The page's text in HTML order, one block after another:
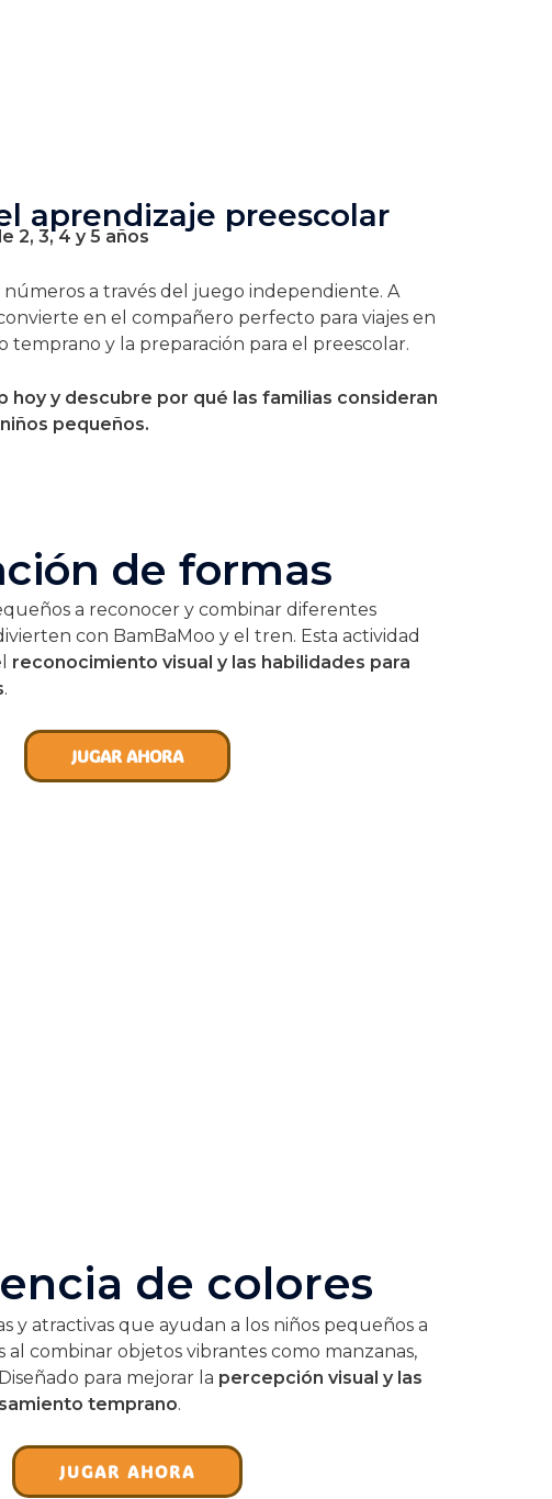
aprendizaje preescolar
2, 3, 4 y 5 años
a través del juego independiente. A
en el compañero perfecto para viajes en
temprano y la preparación para el preescolar.
y descubre por qué las familias consideran
pequeños.
de formas
a reconocer y combinar diferentes
con BamBaMoo y el tren. Esta actividad
reconocimiento visual y las habilidades para
.
JUGAR AHORA
de colores
y atractivas que ayudan a los niños pequeños a
al combinar objetos vibrantes como manzanas,
para mejorar la percepción visual y las
temprano.
JUGAR AHORA